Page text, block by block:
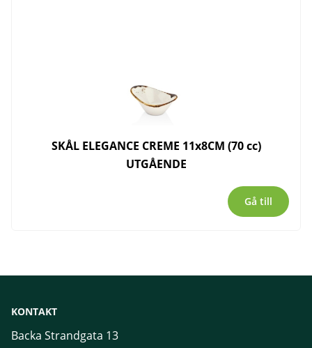
SKÅL ELEGANCE CREME 11x8CM (70 cc)
UTGÅENDE
Gå till
KONTAKT
Backa Strandgata 13